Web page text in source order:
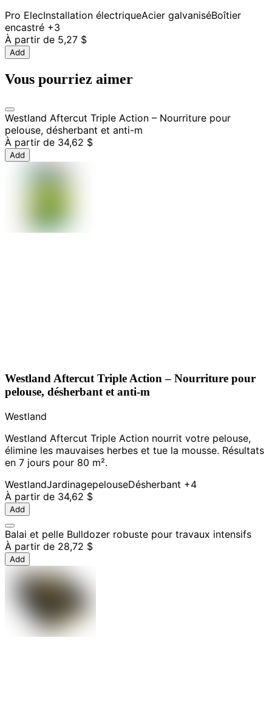
Pro ElecInstallation électriqueAcier galvaniséBoîtier
encastré +3
À partir de 5,27 $
Add
Vous pourriez aimer
Westland Aftercut Triple Action – Nourriture pour
pelouse, désherbant et anti-m
À partir de 34,62 $
Add
Westland Aftercut Triple Action – Nourriture pour
pelouse, désherbant et anti-m
Westland
Westland Aftercut Triple Action nourrit votre pelouse,
élimine les mauvaises herbes et tue la mousse. Résultats
en 7 jours pour 80 m².
WestlandJardinagepelouseDésherbant +4
À partir de 34,62 $
Add
Balai et pelle Bulldozer robuste pour travaux intensifs
À partir de 28,72 $
Add